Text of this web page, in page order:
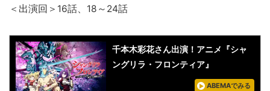
＜出演回＞16話、18～24話
千本木彩花さん出演！アニメ『シャ
ングリラ・フロンティア』
ABEMAでみる